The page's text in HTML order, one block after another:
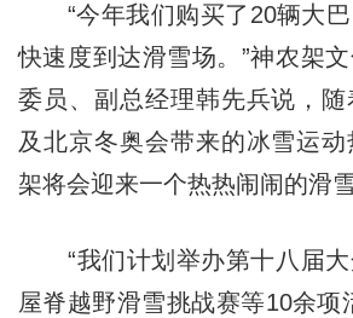
“今年我们购买了20辆大巴
快速度到达滑雪场。”神农架
委员、副总经理韩先兵说，
及北京冬奥会带来的冰雪运
架将会迎来一个热热闹闹的滑雪
“我们计划举办第十八届大
屋脊越野滑雪挑战赛等10余项